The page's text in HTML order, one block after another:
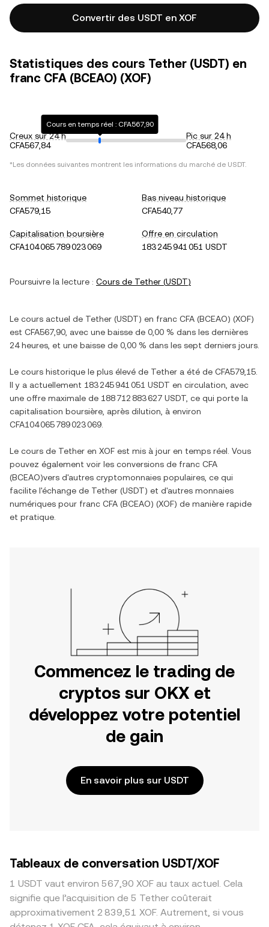
Convertir des USDT en XOF
Statistiques des cours Tether (USDT) en
franc CFA (BCEAO) (XOF)
Creux sur 24 h
CFA567,84
Cours en temps réel : CFA567,90
Pic sur 24 h
CFA568,06
*Les données suivantes montrent les informations du marché de USDT.
Sommet historique
CFA579,15
Bas niveau historique
CFA540,77
Capitalisation boursière
CFA104 065 789 023 069
Offre en circulation
183 245 941 051 USDT
Poursuivre la lecture : Cours de Tether (USDT)
Le cours actuel de Tether (USDT) en franc CFA (BCEAO) (XOF)
est CFA567,90 , avec une baisse de 0,00 % dans les dernières
24 heures, et une baisse de 0,00 % dans les sept derniers jours.
Le cours historique le plus élevé de Tether a été de CFA579,15
Il y a actuellement 183 245 941 051 USDT en circulation, avec
une offre maximale de 188 712 883 627 USDT , ce qui porte la
capitalisation boursière, après dilution, à environ
CFA104 065 789 023 069
Le cours de Tether en XOF est mis à jour en temps réel. Vous
pouvez également voir les conversions de franc CFA
(BCEAO)vers d'autres cryptomonnaies populaires, ce qui
facilite l'échange de Tether (USDT) et d'autres monnaies
numériques pour franc CFA (BCEAO) (XOF) de manière rapide
et pratique.
Commencez le trading de
cryptos sur OKX et
développez votre potentiel
de gain
En savoir plus sur USDT
Tableaux de conversation USDT/XOF
1 USDT vaut environ 567,90 XOF au taux actuel. Cela
signifie que l’acquisition de 5 Tether coûterait
approximativement 2 839,51 XOF. Autrement, si vous